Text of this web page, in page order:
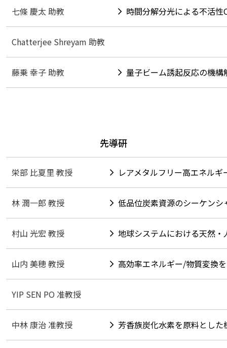
七條 慶太 助教 時間分解分光による不活
Chatterjee Shreyam 助教
藤乗 幸子 助教 量子ビーム誘起反応の機
先導研
栄部 比夏里 教授 レアメタルフリー高エネル
林 潤一郎 教授 低品位炭素資源のシーケン
村山 光宏 教授 地球システムにおける天然
山内 美穂 教授 高効率エネルギー/物質変換
YIP SEN PO 准教授
中林 康治 准教授 芳香族炭化水素を原料とし